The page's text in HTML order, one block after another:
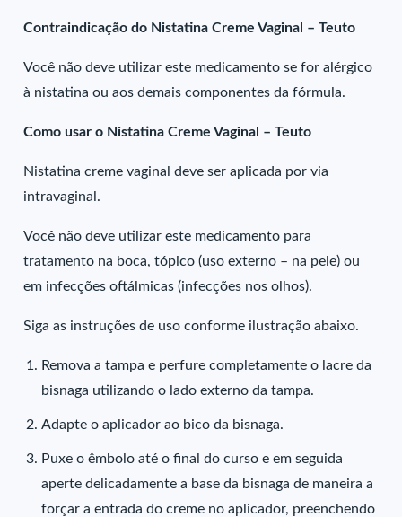
Contraindicação do Nistatina Creme Vaginal – Teuto
Você não deve utilizar este medicamento se for alérgico
à nistatina ou aos demais componentes da fórmula.
Como usar o Nistatina Creme Vaginal – Teuto
Nistatina creme vaginal deve ser aplicada por via
intravaginal.
Você não deve utilizar este medicamento para
tratamento na boca, tópico (uso externo – na pele) ou
em infecções oftálmicas (infecções nos olhos).
Siga as instruções de uso conforme ilustração abaixo.
Remova a tampa e perfure completamente o lacre da
bisnaga utilizando o lado externo da tampa.
Adapte o aplicador ao bico da bisnaga.
Puxe o êmbolo até o final do curso e em seguida
aperte delicadamente a base da bisnaga de maneira a
forçar a entrada do creme no aplicador, preenchendo